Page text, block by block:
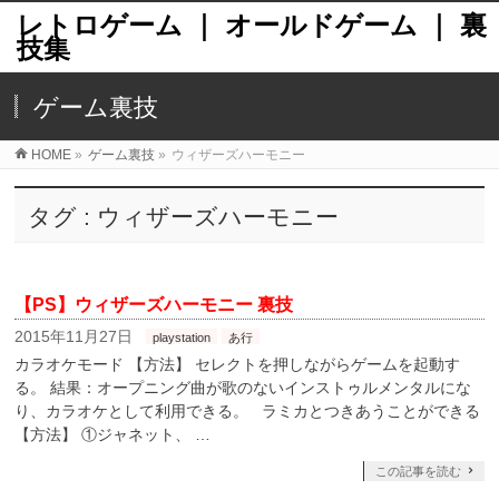
レトロゲーム ｜ オールドゲーム ｜ 裏
技集
ゲーム裏技
HOME » ゲーム裏技 » ウィザーズハーモニー
タグ : ウィザーズハーモニー
【PS】ウィザーズハーモニー 裏技
2015年11月27日 playstation あ行
カラオケモード 【方法】 セレクトを押しながらゲームを起動す
る。 結果：オープニング曲が歌のないインストゥルメンタルにな
り、カラオケとして利用できる。 ラミカとつきあうことができる
【方法】 ①ジャネット、 …
この記事を読む